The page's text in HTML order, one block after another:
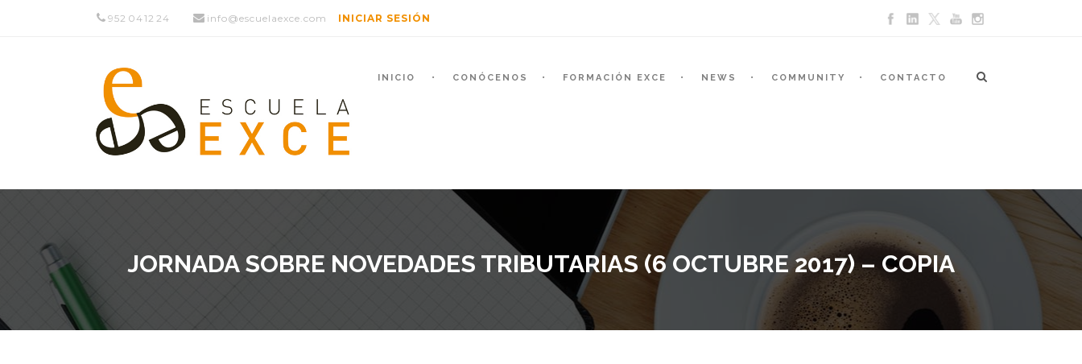
952 04 12 24 info@escuelaexce.com INICIAR SESIÓN
INICIO CONÓCENOS FORMACIÓN EXCE NEWS COMMUNITY CONTACTO
JORNADA SOBRE NOVEDADES TRIBUTARIAS (6 OCTUBRE 2017) – COPIA